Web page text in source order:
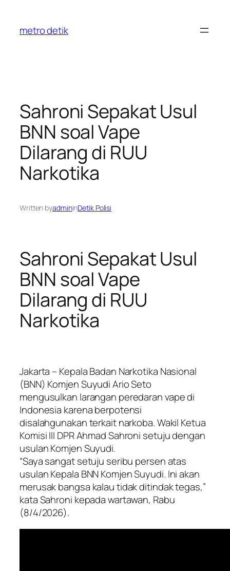
content
metro detik
Sahroni Sepakat Usul
BNN soal Vape
Dilarang di RUU
Narkotika
Written byadmininDetik Polisi
Sahroni Sepakat Usul
BNN soal Vape
Dilarang di RUU
Narkotika
Jakarta – Kepala Badan Narkotika Nasional
(BNN) Komjen Suyudi Ario Seto
mengusulkan larangan peredaran vape di
Indonesia karena berpotensi
disalahgunakan terkait narkoba. Wakil Ketua
Komisi III DPR Ahmad Sahroni setuju dengan
usulan Komjen Suyudi.
“Saya sangat setuju seribu persen atas
usulan Kepala BNN Komjen Suyudi. Ini akan
merusak bangsa kalau tidak ditindak tegas,”
kata Sahroni kepada wartawan, Rabu
(8/4/2026).